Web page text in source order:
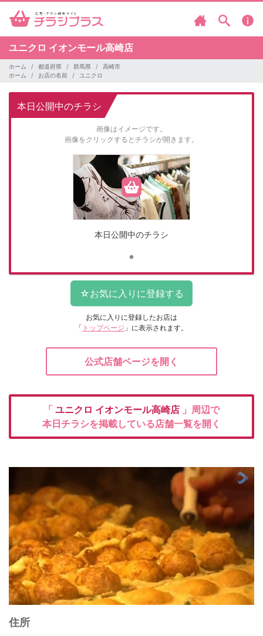
ユニクロ イオンモール高崎店
ホーム 都道府県 群馬県
高崎市
ホーム
お店の名前 ユニクロ
本日公開中のチラシ
画像はイメージです。
画像をクリックするとチラシが開きます。
本日公開中のチラシ
お気に入りに登録したお店は
「 トップページ 」に表示されます。
公式店舗ページを開く
「 ユニクロ イオンモール高崎店 」周辺で
本日チラシを掲載している店舗一覧を開く
住所